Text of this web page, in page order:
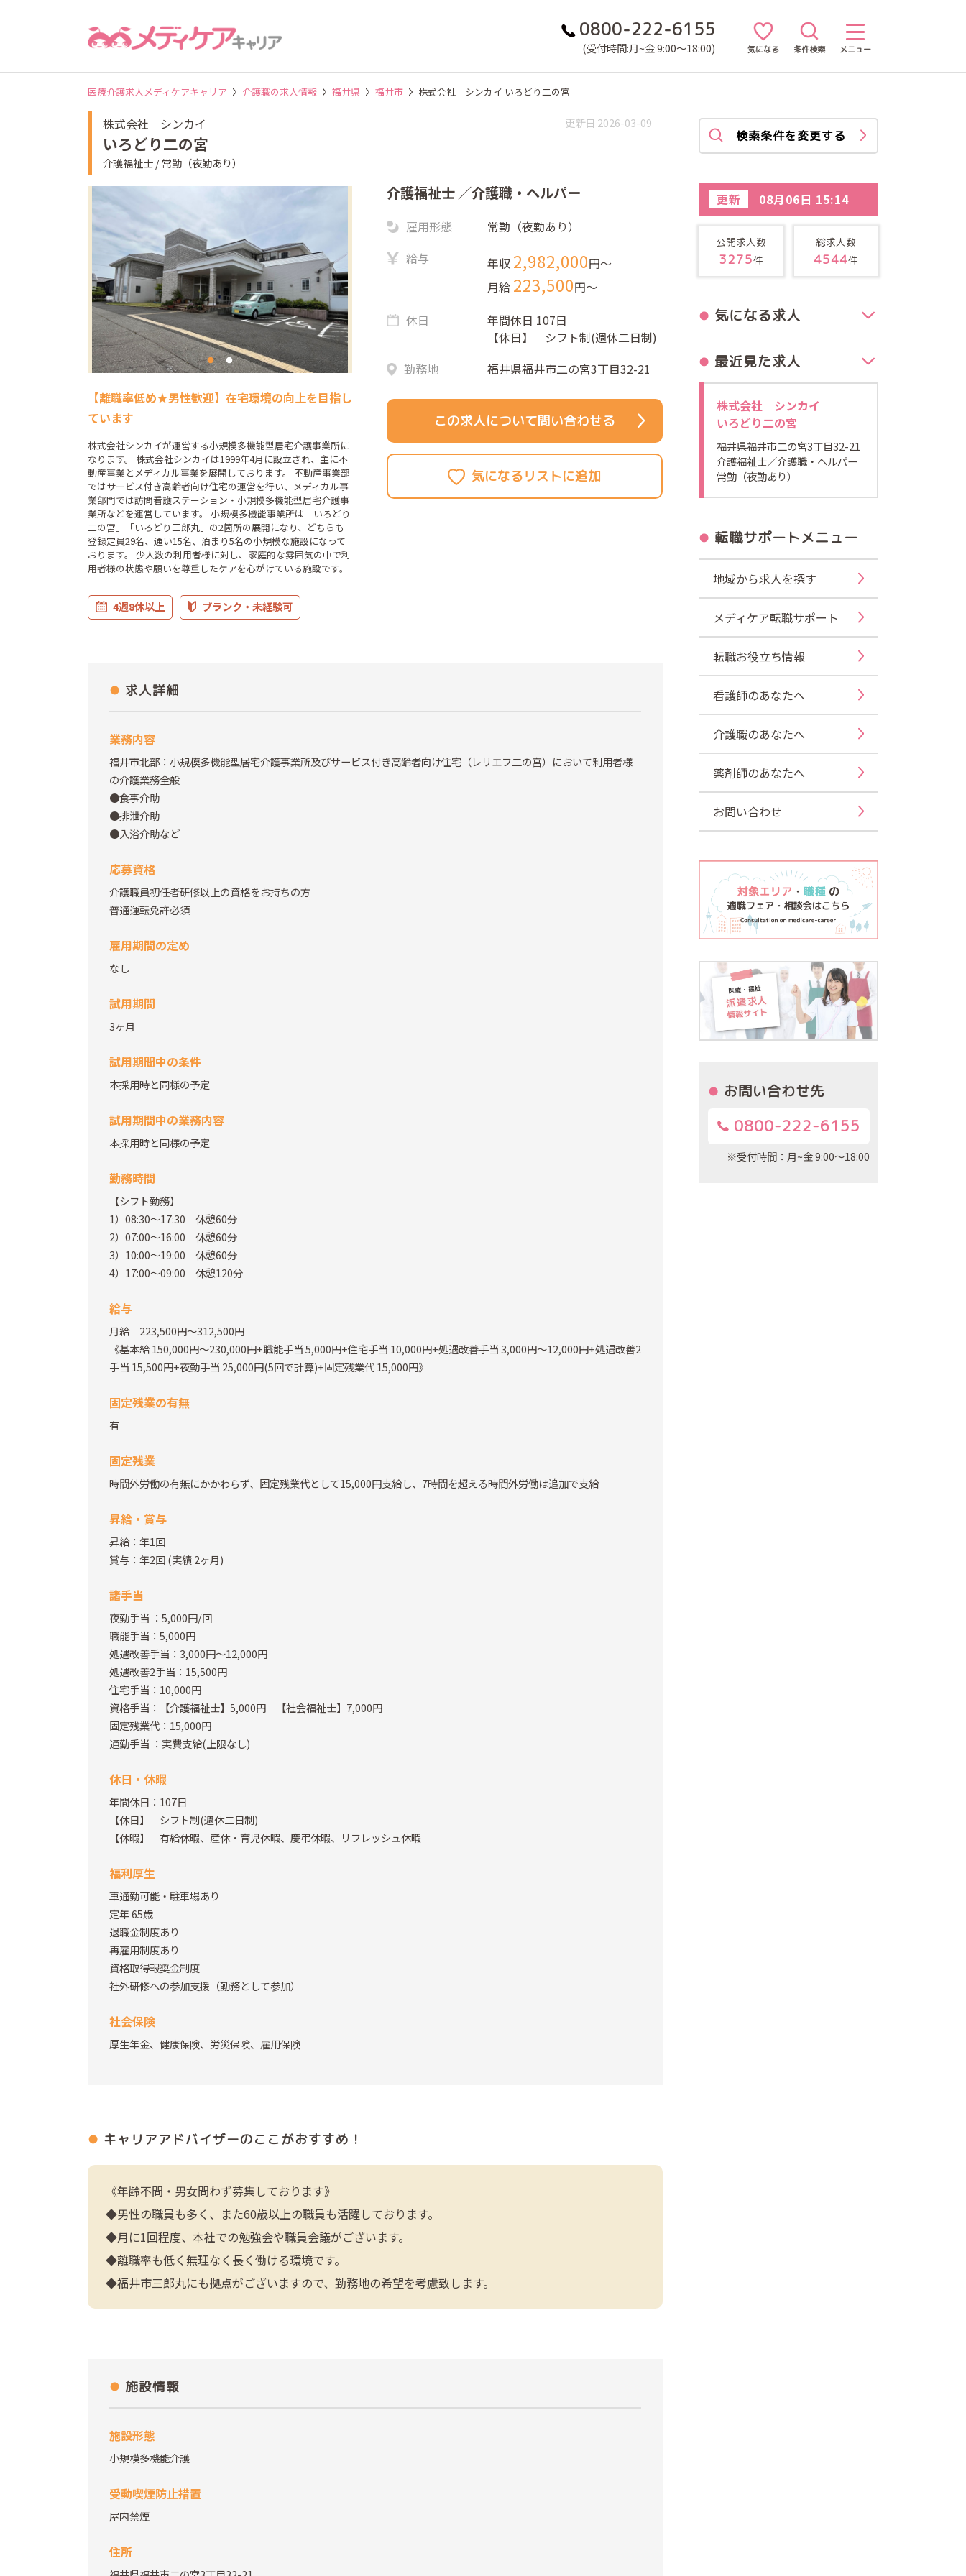
0800-222-6155
(受付時間:月~金 9:00～18:00) 気になる 条件検索 メニュー
医療介護求人メディケアキャリア 介護職の求人情報 福井県 福井市 株式会社 シンカイ いろどり二の宮
株式会社 シンカイ
いろどり二の宮
介護福祉士 / 常勤（夜勤あり）
更新日 2026-03-09
【離職率低め★男性歓迎】在宅環境の向上を目指し
ています
株式会社シンカイが運営する小規模多機能型居宅介護事業所に
なります。 株式会社シンカイは1999年4月に設立され、主に不
動産事業とメディカル事業を展開しております。 不動産事業部
ではサービス付き高齢者向け住宅の運営を行い、メディカル事
業部門では訪問看護ステーション・小規模多機能型居宅介護事
業所などを運営しています。 小規模多機能事業所は「いろどり
二の宮」「いろどり三郎丸」の2箇所の展開になり、どちらも
登録定員29名、通い15名、泊まり5名の小規模な施設になって
おります。 少人数の利用者様に対し、家庭的な雰囲気の中で利
用者様の状態や願いを尊重したケアを心がけている施設です。
4週8休以上 ブランク・未経験可
介護福祉士 ／介護職・ヘルパー
雇用形態
常勤（夜勤あり）
給与
年収 2,982,000円〜
月給 223,500円〜
休日
年間休日 107日
【休日】 シフト制(週休二日制)
勤務地
福井県福井市二の宮3丁目32-21
この求人について問い合わせる
求人詳細
業務内容
福井市北部：小規模多機能型居宅介護事業所及びサービス付き高齢者向け住宅（レリエフ二の宮）において利用者様
の介護業務全般
●食事介助
●排泄介助
●入浴介助など
応募資格
介護職員初任者研修以上の資格をお持ちの方
普通運転免許必須
雇用期間の定め
なし
試用期間
3ヶ月
試用期間中の条件
本採用時と同様の予定
試用期間中の業務内容
本採用時と同様の予定
勤務時間
【シフト勤務】
1）08:30～17:30 休憩60分
2）07:00～16:00 休憩60分
3）10:00～19:00 休憩60分
4）17:00～09:00 休憩120分
給与
月給 223,500円～312,500円
《基本給 150,000円～230,000円+職能手当 5,000円+住宅手当 10,000円+処遇改善手当 3,000円～12,000円+処遇改善2
手当 15,500円+夜勤手当 25,000円(5回で計算)+固定残業代 15,000円》
固定残業の有無
有
固定残業
時間外労働の有無にかかわらず、固定残業代として15,000円支給し、7時間を超える時間外労働は追加で支給
昇給・賞与
昇給：年1回
賞与：年2回(実績 2ヶ月)
諸手当
夜勤手当 ：5,000円/回
職能手当：5,000円
処遇改善手当：3,000円～12,000円
処遇改善2手当：15,500円
住宅手当：10,000円
資格手当：【介護福祉士】5,000円 【社会福祉士】7,000円
固定残業代：15,000円
通勤手当 ：実費支給(上限なし)
休日・休暇
年間休日：107日
【休日】 シフト制(週休二日制)
【休暇】 有給休暇、産休・育児休暇、慶弔休暇、リフレッシュ休暇
福利厚生
車通勤可能・駐車場あり
定年 65歳
退職金制度あり
再雇用制度あり
資格取得報奨金制度
社外研修への参加支援（勤務として参加）
社会保険
厚生年金、健康保険、労災保険、雇用保険
キャリアアドバイザーのここがおすすめ！
《年齢不問・男女問わず募集しております》
◆男性の職員も多く、また60歳以上の職員も活躍しております。
◆月に1回程度、本社での勉強会や職員会議がございます。
◆離職率も低く無理なく長く働ける環境です。
◆福井市三郎丸にも拠点がございますので、勤務地の希望を考慮致します。
施設情報
施設形態
小規模多機能介護
受動喫煙防止措置
屋内禁煙
住所
検索条件を変更する
更新 08月06日 15:14
公開求人数
3275件
総求人数
4544件
気になる求人
最近見た求人
株式会社 シンカイ
いろどり二の宮
福井県福井市二の宮3丁目32-21
介護福祉士／介護職・ヘルパー
常勤（夜勤あり）
転職サポートメニュー
地域から求人を探す
メディケア転職サポート
転職お役立ち情報
看護師のあなたへ
介護職のあなたへ
薬剤師のあなたへ
お問い合わせ
お問い合わせ先
0800-222-6155
※受付時間：月~金 9:00～18:00